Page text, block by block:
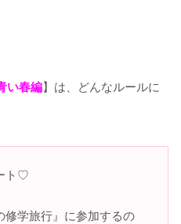
い春編】は、どんなルールに
ト♡
修学旅行』に参加するの